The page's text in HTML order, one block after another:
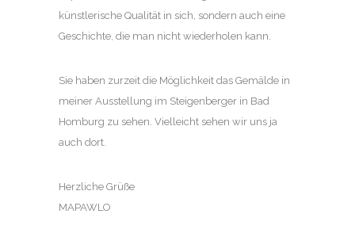
künstlerische Qualität in sich, sondern auch eine
Geschichte, die man nicht wiederholen kann.
Sie haben zurzeit die Möglichkeit das Gemälde in
meiner Ausstellung im Steigenberger in Bad
Homburg zu sehen. Vielleicht sehen wir uns ja
auch dort.
Herzliche Grüße
MAPAWLO